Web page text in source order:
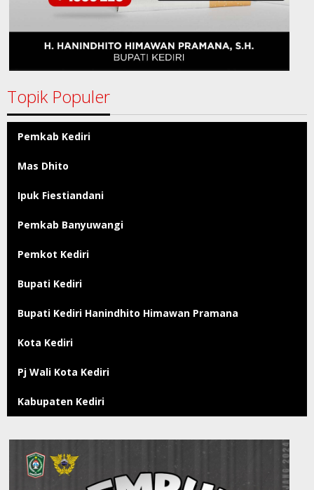
Topik Populer
Pemkab Kediri
Mas Dhito
Ipuk Fiestiandani
Pemkab Banyuwangi
Pemkot Kediri
Bupati Kediri
Bupati Kediri Hanindhito Himawan Pramana
Kota Kediri
Pj Wali Kota Kediri
Kabupaten Kediri